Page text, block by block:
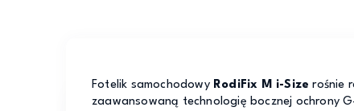
Fotelik samochodowy RodiFix M i-Size rośnie
zaawansowaną technologię bocznej ochrony